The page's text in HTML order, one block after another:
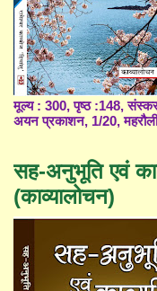
मूल्य : 300, पृष्ठ :148,
अयन प्रकाशन, 1/20,
सह-अनुभूति एवं
(काव्यालोचन)